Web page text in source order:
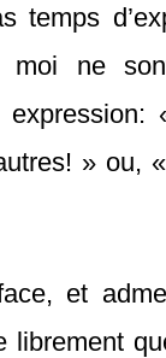
temps
moi ne
» ou,
et
librement